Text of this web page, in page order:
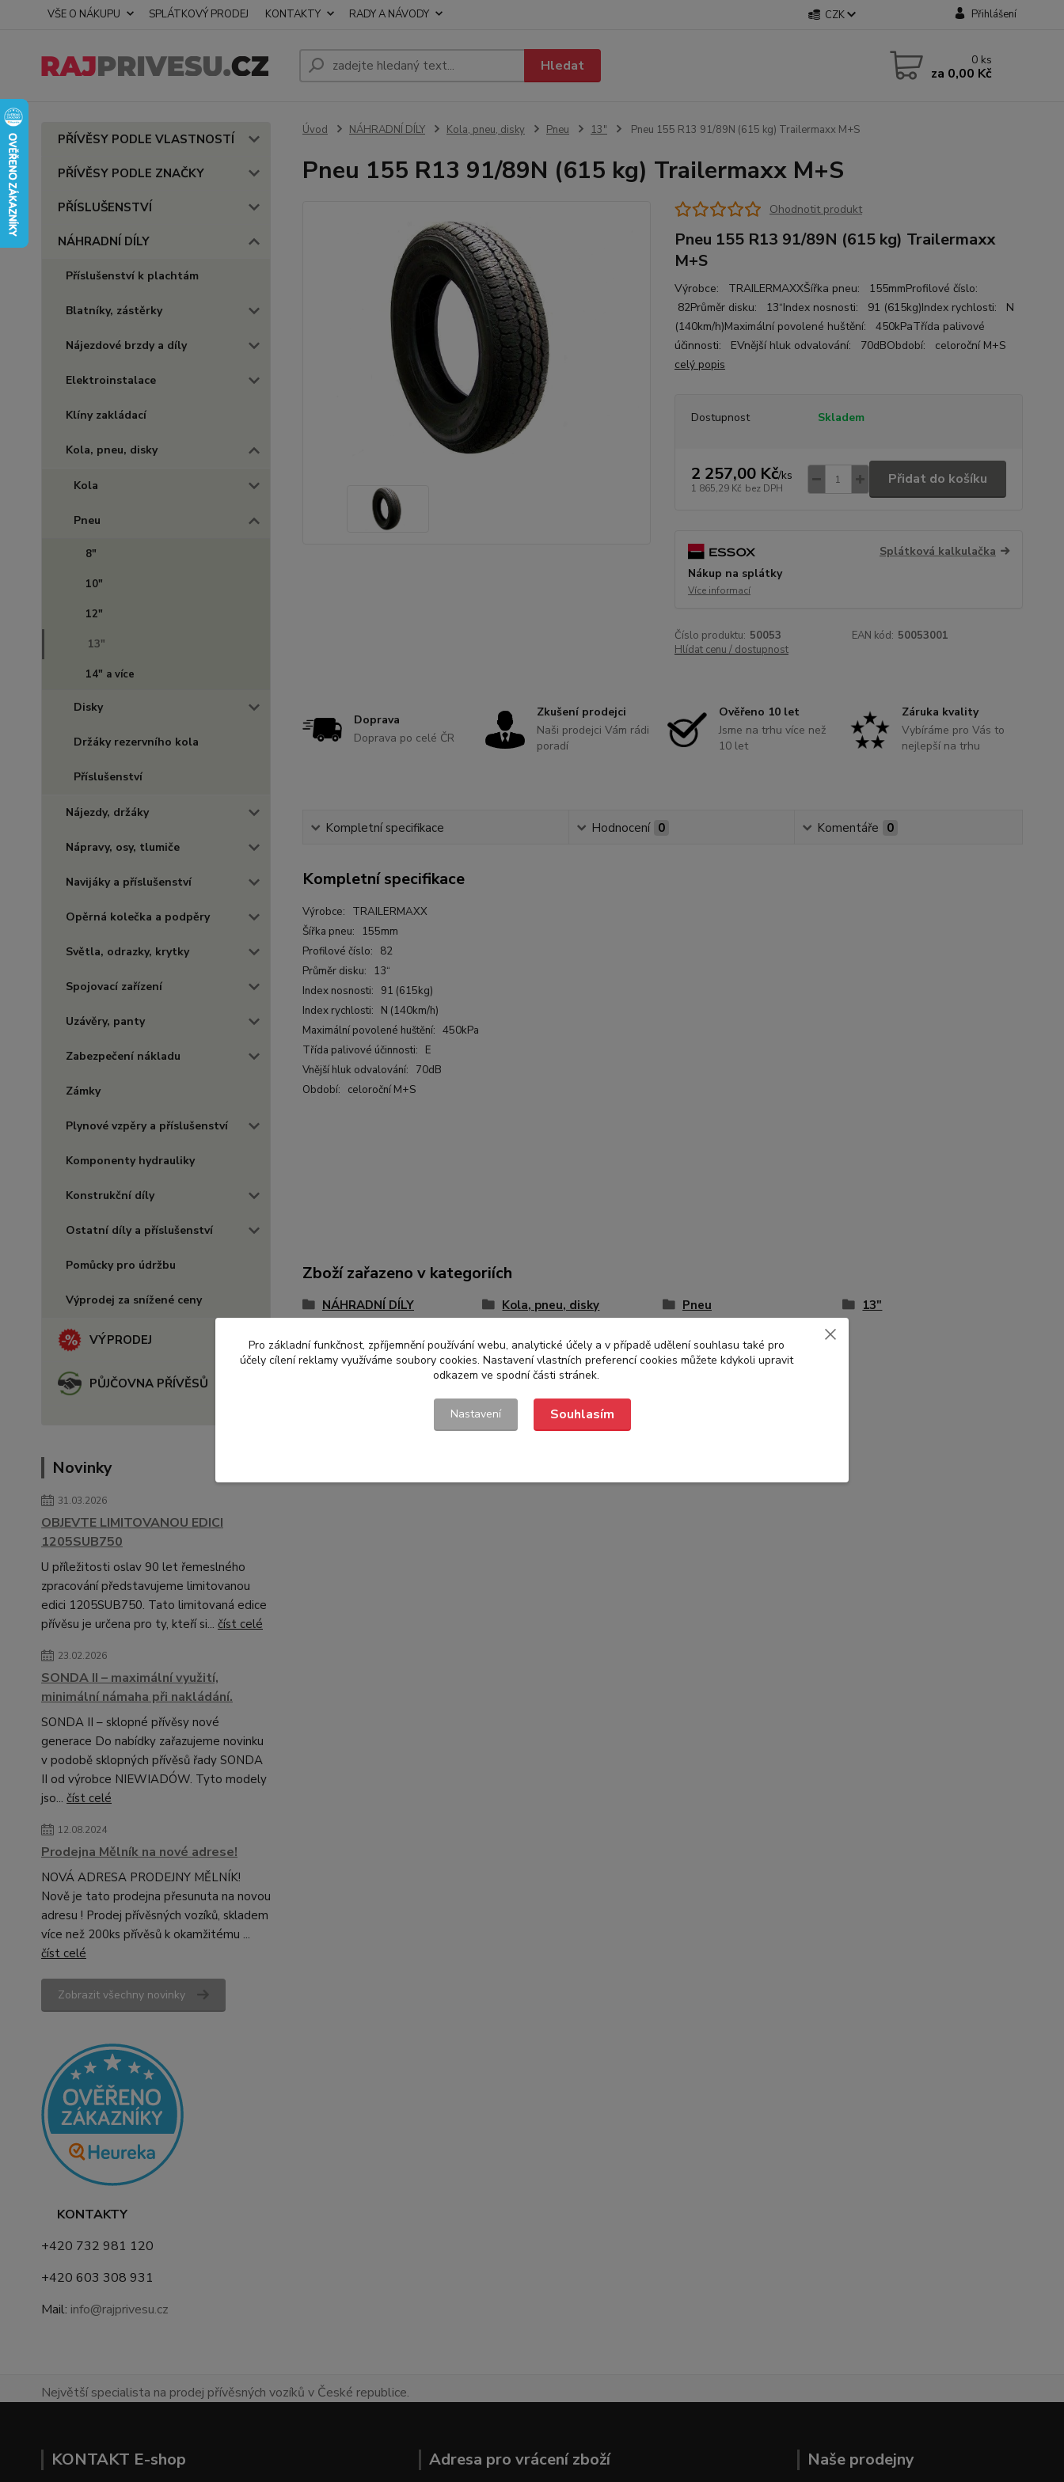
VŠE O NÁKUPU SPLÁTKOVÝ PRODEJ KONTAKTY RADY A NÁVODY CZK Přihlášení
Hledat 0 ks
za 0,00 Kč
PŘÍVĚSY PODLE VLASTNOSTÍ
PŘÍVĚSY PODLE ZNAČKY
PŘÍSLUŠENSTVÍ
NÁHRADNÍ DÍLY
Příslušenství k plachtám
Blatníky, zástěrky
Nájezdové brzdy a díly
Elektroinstalace
Klíny zakládací
Kola, pneu, disky
Kola
Pneu
8"
10"
12"
13"
14" a více
Disky
Držáky rezervního kola
Příslušenství
Nájezdy, držáky
Nápravy, osy, tlumiče
Navijáky a příslušenství
Opěrná kolečka a podpěry
Světla, odrazky, krytky
Spojovací zařízení
Uzávěry, panty
Zabezpečení nákladu
Zámky
Plynové vzpěry a příslušenství
Komponenty hydrauliky
Konstrukční díly
Ostatní díly a příslušenství
Pomůcky pro údržbu
Výprodej za snížené ceny
VÝPRODEJ
PŮJČOVNA PŘÍVĚSŮ
Novinky
31.03.2026
OBJEVTE LIMITOVANOU EDICI
1205SUB750
U příležitosti oslav 90 let řemeslného
zpracování představujeme limitovanou
edici 1205SUB750. Tato limitovaná edice
přívěsu je určena pro ty, kteří si... číst celé
23.02.2026
SONDA II – maximální využití,
minimální námaha při nakládání.
SONDA II – sklopné přívěsy nové
generace Do nabídky zařazujeme novinku
v podobě sklopných přívěsů řady SONDA
II od výrobce NIEWIADÓW. Tyto modely
jso... číst celé
12.08.2024
Prodejna Mělník na nové adrese!
NOVÁ ADRESA PRODEJNY MĚLNÍK!
Nově je tato prodejna přesunuta na novou
adresu ! Prodej přívěsných vozíků, skladem
více než 200ks přívěsů k okamžitému ...
číst celé
Zobrazit všechny novinky
KONTAKTY
+420 732 981 120
+420 603 308 931
Mail: info@rajprivesu.cz
Úvod NÁHRADNÍ DÍLY Kola, pneu, disky Pneu 13" Pneu 155 R13 91/89N (615 kg) Trailermaxx M+S
Pneu 155 R13 91/89N (615 kg) Trailermaxx M+S
Ohodnotit produkt
Pneu 155 R13 91/89N (615 kg) Trailermaxx
M+S
Výrobce: TRAILERMAXXŠířka pneu: 155mmProfilové číslo:
82Průměr disku: 13“Index nosnosti: 91 (615kg)Index rychlosti: N
(140km/h)Maximální povolené huštění: 450kPaTřída palivové
účinnosti: EVnější hluk odvalování: 70dBObdobí: celoroční M+S
celý popis
Dostupnost Skladem
2 257,00 Kč/ks
1 865,29 Kč bez DPH
Přidat do košíku
Splátková kalkulačka
Nákup na splátky
Více informací
Číslo produktu: 50053 EAN kód: 50053001
Hlídat cenu / dostupnost
Doprava
Doprava po celé ČR
Zkušení prodejci
Naši prodejci Vám rádi
poradí
Ověřeno 10 let
Jsme na trhu více než
10 let
Záruka kvality
Vybíráme pro Vás to
nejlepší na trhu
Kompletní specifikace Hodnocení 0 Komentáře 0
Kompletní specifikace
Výrobce: TRAILERMAXX
Šířka pneu: 155mm
Profilové číslo: 82
Průměr disku: 13“
Index nosnosti: 91 (615kg)
Index rychlosti: N (140km/h)
Maximální povolené huštění: 450kPa
Třída palivové účinnosti: E
Vnější hluk odvalování: 70dB
Období: celoroční M+S
Zboží zařazeno v kategoriích
NÁHRADNÍ DÍLY Kola, pneu, disky Pneu 13"
Největší specialista na prodej přívěsných vozíků v České republice.
KONTAKT E-shop Adresa pro vrácení zboží Naše prodejny
Pro základní funkčnost, zpříjemnění používání webu, analytické účely a v případě udělení souhlasu také pro
účely cílení reklamy využíváme soubory cookies. Nastavení vlastních preferencí cookies můžete kdykoli upravit
odkazem ve spodní části stránek.
Nastavení Souhlasím